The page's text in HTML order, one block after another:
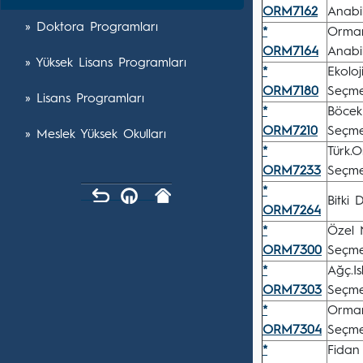
» Doktora Programları
» Yüksek Lisans Programları
» Lisans Programları
» Meslek Yüksek Okulları
ORM7162
*
ORM7164
*
ORM7180
*
ORM7210
*
ORM7233
*
ORM7264
Bitki
*
ORM7300
Özel
*
ORM7303
*
ORM7304
*